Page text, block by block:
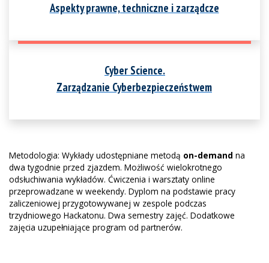
Aspekty prawne, techniczne i zarządcze
Cyber Science.
Zarządzanie Cyberbezpieczeństwem
Metodologia: Wykłady udostępniane metodą on-demand na
dwa tygodnie przed zjazdem. Możliwość wielokrotnego
odsłuchiwania wykładów. Ćwiczenia i warsztaty online
przeprowadzane w weekendy. Dyplom na podstawie pracy
zaliczeniowej przygotowywanej w zespole podczas
trzydniowego Hackatonu. Dwa semestry zajęć. Dodatkowe
zajęcia uzupełniające program od partnerów.